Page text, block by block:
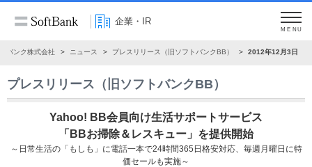
企業・IR
MENU
バンク株式会社 ニュース プレスリリース（旧ソフトバンクBB） 2012年12月3日
プレスリリース（旧ソフトバンクBB）
Yahoo! BB会員向け生活サポートサービス
「BBお掃除＆レスキュー」を提供開始
～日常生活の「もしも」に電話一本で24時間365日格安対応、毎週月曜日に特
価セールも実施～